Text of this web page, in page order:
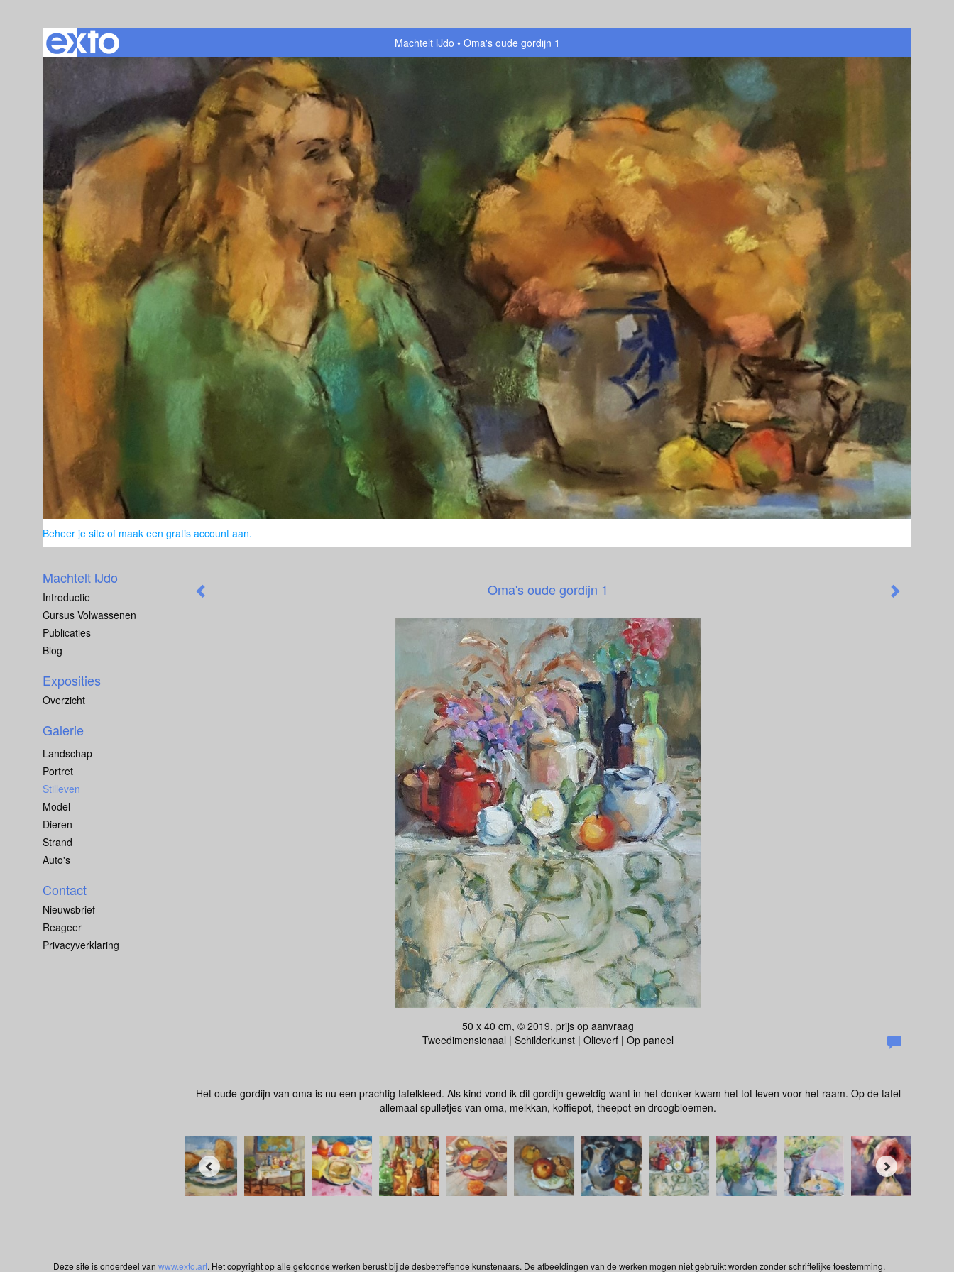
Machtelt IJdo Oma's oude gordijn 1
Beheer je site of maak een gratis account aan.
Oma's oude gordijn 1
50 x 40 cm, © 2019, prijs op aanvraag
Tweedimensionaal | Schilderkunst | Olieverf | Op paneel
Het oude gordijn van oma is nu een prachtig tafelkleed. Als kind vond ik dit gordijn geweldig want in het donker kwam het tot leven voor het raam. Op de tafel
allemaal spulletjes van oma, melkkan, koffiepot, theepot en droogbloemen.
Machtelt IJdo
Introductie
Cursus Volwassenen
Publicaties
Blog
Exposities
Overzicht
Galerie
Landschap
Portret
Stilleven
Model
Dieren
Strand
Auto's
Contact
Nieuwsbrief
Reageer
Privacyverklaring
Deze site is onderdeel van www.exto.art. Het copyright op alle getoonde werken berust bij de desbetreffende kunstenaars. De afbeeldingen van de werken mogen niet gebruikt worden zonder schriftelijke toestemming.